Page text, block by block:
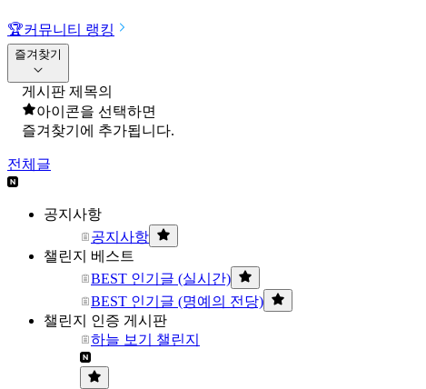
🏆커뮤니티 랭킹
즐겨찾기
게시판 제목의
아이콘을 선택하면
즐겨찾기에 추가됩니다.
전체글
공지사항
공지사항
챌린지 베스트
BEST 인기글 (실시간)
BEST 인기글 (명예의 전당)
챌린지 인증 게시판
하늘 보기 챌린지